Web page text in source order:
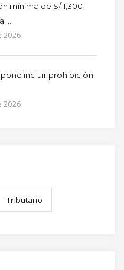
mínima de S/ 1,300
2026
incluir prohibición
2026
Tributario